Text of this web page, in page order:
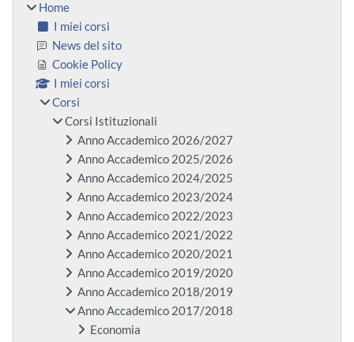
Home
I miei corsi
News del sito
Cookie Policy
I miei corsi
Corsi
Corsi Istituzionali
Anno Accademico 2026/2027
Anno Accademico 2025/2026
Anno Accademico 2024/2025
Anno Accademico 2023/2024
Anno Accademico 2022/2023
Anno Accademico 2021/2022
Anno Accademico 2020/2021
Anno Accademico 2019/2020
Anno Accademico 2018/2019
Anno Accademico 2017/2018
Economia